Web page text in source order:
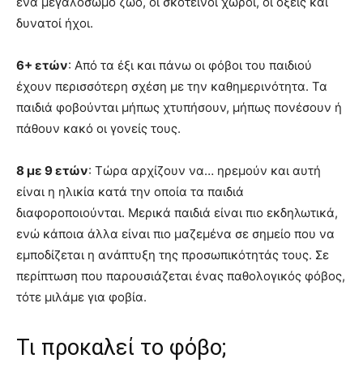
δυνατοί ήχοι.
6+ ετών: Από τα έξι και πάνω οι φόβοι του παιδιού
έχουν περισσότερη σχέση με την καθημερινότητα. Τα
παιδιά φοβούνται μήπως χτυπήσουν, μήπως πονέσουν ή
πάθουν κακό οι γονείς τους.
8 με 9 ετών: Τώρα αρχίζουν να… ηρεμούν και αυτή
είναι η ηλικία κατά την οποία τα παιδιά
διαφοροποιούνται. Μερικά παιδιά είναι πιο εκδηλωτικά,
ενώ κάποια άλλα είναι πιο μαζεμένα σε σημείο που να
εμποδίζεται η ανάπτυξη της προσωπικότητάς τους. Σε
περίπτωση που παρουσιάζεται ένας παθολογικός φόβος,
τότε μιλάμε για φοβία.
Τι προκαλεί το φόβο;